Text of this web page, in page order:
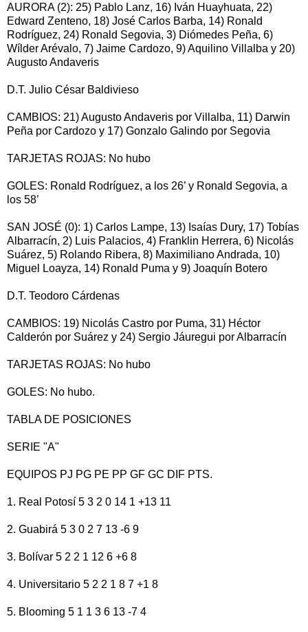
AURORA (2): 25) Pablo Lanz, 16) Iván Huayhuata, 22)
Edward Zenteno, 18) José Carlos Barba, 14) Ronald
Rodríguez, 24) Ronald Segovia, 3) Diómedes Peña, 6)
Wílder Arévalo, 7) Jaime Cardozo, 9) Aquilino Villalba y 20)
Augusto Andaveris
D.T. Julio César Baldivieso
CAMBIOS: 21) Augusto Andaveris por Villalba, 11) Darwin
Peña por Cardozo y 17) Gonzalo Galindo por Segovia
TARJETAS ROJAS: No hubo
GOLES: Ronald Rodríguez, a los 26’ y Ronald Segovia, a
los 58’
SAN JOSÉ (0): 1) Carlos Lampe, 13) Isaías Dury, 17) Tobías
Albarracín, 2) Luis Palacios, 4) Franklin Herrera, 6) Nicolás
Suárez, 5) Rolando Ribera, 8) Maximiliano Andrada, 10)
Miguel Loayza, 14) Ronald Puma y 9) Joaquín Botero
D.T. Teodoro Cárdenas
CAMBIOS: 19) Nicolás Castro por Puma, 31) Héctor
Calderón por Suárez y 24) Sergio Jáuregui por Albarracín
TARJETAS ROJAS: No hubo
GOLES: No hubo.
TABLA DE POSICIONES
SERIE "A"
EQUIPOS PJ PG PE PP GF GC DIF PTS.
1. Real Potosí 5 3 2 0 14 1 +13 11
2. Guabirá 5 3 0 2 7 13 -6 9
3. Bolívar 5 2 2 1 12 6 +6 8
4. Universitario 5 2 2 1 8 7 +1 8
5. Blooming 5 1 1 3 6 13 -7 4